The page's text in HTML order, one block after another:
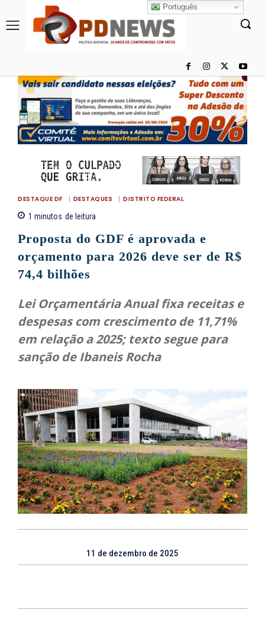
DESTAQUE DF DESTAQUES DISTRITO FEDERAL
1 minutos de leitura
Proposta do GDF é aprovada e
orçamento para 2026 deve ser de R$
74,4 bilhões
Lei Orçamentária Anual fixa receitas e
despesas com crescimento de 11,71%
em relação a 2025; texto segue para
sanção de Ibaneis Rocha
11 de dezembro de 2025
Português